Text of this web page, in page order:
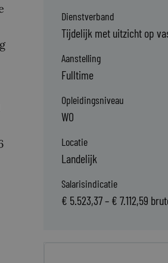
Dienstverband
Tijdelijk met uitzicht op
Aanstelling
Fulltime
Opleidingsniveau
WO
Locatie
Landelijk
Salarisindicatie
€ 5.523,37 – € 7.112,59